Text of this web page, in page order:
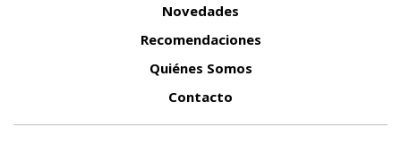
Novedades
Recomendaciones
Quiénes Somos
Contacto